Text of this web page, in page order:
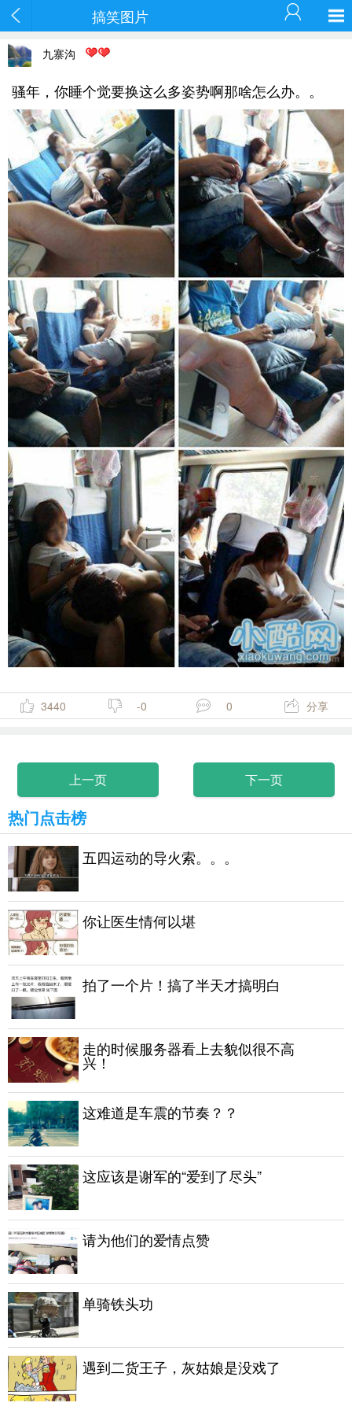
搞笑图片
九寨沟
骚年，你睡个觉要换这么多姿势啊那啥怎么办。。
3440 -0 0 分享
上一页 下一页
热门点击榜
五四运动的导火索。。。
你让医生情何以堪
拍了一个片！搞了半天才搞明白
走的时候服务器看上去貌似很不高
兴！
这难道是车震的节奏？？
这应该是谢军的“爱到了尽头”
请为他们的爱情点赞
单骑铁头功
遇到二货王子，灰姑娘是没戏了